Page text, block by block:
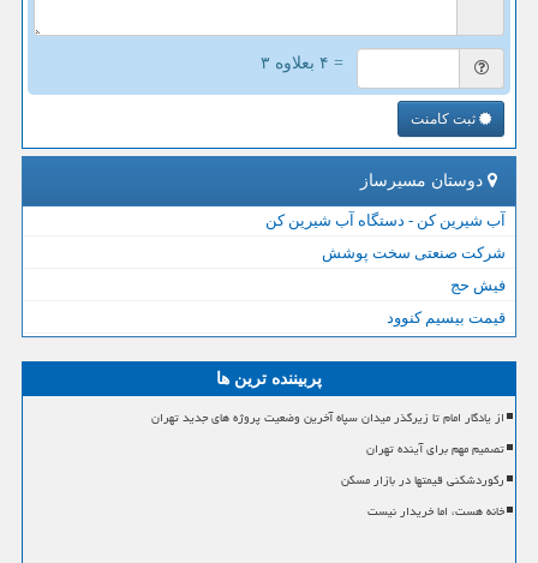
= ۴ بعلاوه ۳
ثبت کامنت
دوستان مسیرساز
آب شیرین کن - دستگاه آب شیرین کن
شرکت صنعتی سخت پوشش
فیش حج
قیمت بیسیم کنوود
پربیننده ترین ها
از یادگار امام تا زیرگذر میدان سپاه آخرین وضعیت پروژه های جدید تهران
تصمیم مهم برای آینده تهران
رکوردشکنی قیمتها در بازار مسکن
خانه هست، اما خریدار نیست